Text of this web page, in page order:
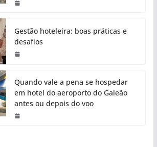
Gestão hoteleira: boas práticas e
desafios
Quando vale a pena se hospedar
em hotel do aeroporto do Galeão
antes ou depois do voo